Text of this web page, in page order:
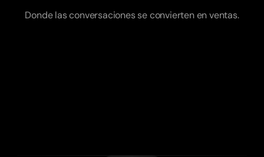
Donde las conversaciones se convierten en ventas.